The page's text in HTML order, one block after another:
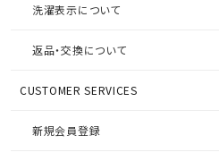
洗濯表示について
返品・交換について
CUSTOMER SERVICES
新規会員登録